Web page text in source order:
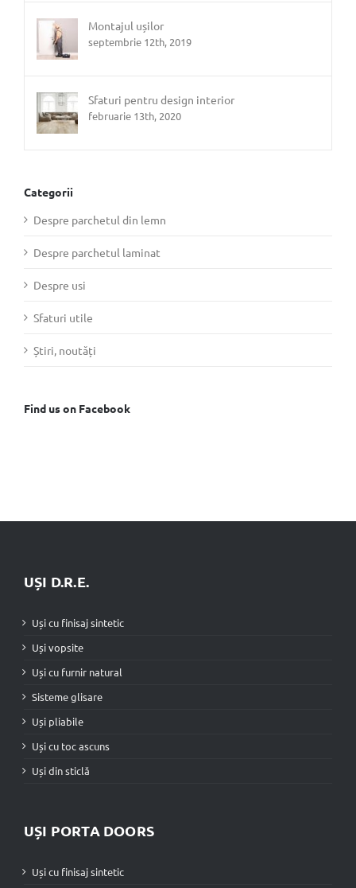
Montajul ușilor
septembrie 12th, 2019
Sfaturi pentru design interior
februarie 13th, 2020
Categorii
Despre parchetul din lemn
Despre parchetul laminat
Despre usi
Sfaturi utile
Știri, noutăți
Find us on Facebook
UȘI D.R.E.
Uși cu finisaj sintetic
Uși vopsite
Uși cu furnir natural
Sisteme glisare
Uși pliabile
Uși cu toc ascuns
Uși din sticlă
UȘI PORTA DOORS
Uși cu finisaj sintetic